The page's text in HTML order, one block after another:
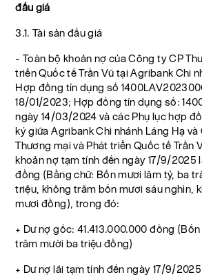
đấu giá
3.1. Tài sản đấu giá
- Toàn bộ khoản nợ của Công ty CP
triển Quốc tế Trần Vũ tại Agribank Chi
Hợp đồng tín dụng số
18/01/2023; Hợp đồng tín dụng số:
ngày 14/03/2024 và các Phụ lục hợp
ký giữa Agribank Chi nhánh Láng Hạ và
Thương mại và Phát triển Quốc tế Trần
khoản nợ tạm tính đến ngày 17/9/2025
đồng (Bằng chữ: Bốn mươi lăm tỷ, ba
triệu, không trăm bốn mươi sáu nghìn,
mươi đồng), trong đó:
+ Dư nợ gốc: 41.413.000.000 đồng
trăm mười ba triệu đồng)
+ Dư nợ lãi tạm tính đến ngày 17/9/